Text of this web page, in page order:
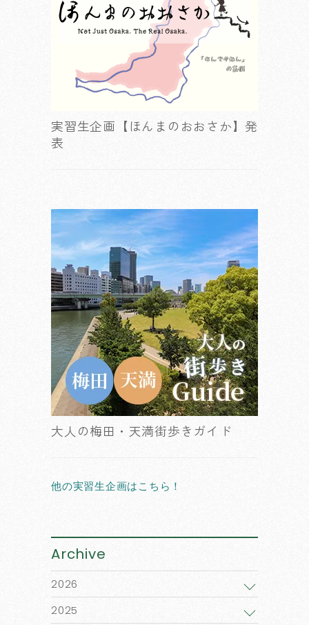
実習生企画【ほんまのおおさか】発
表
大人の梅田・天満街歩きガイド
他の実習生企画はこちら！
Archive
2026
2025